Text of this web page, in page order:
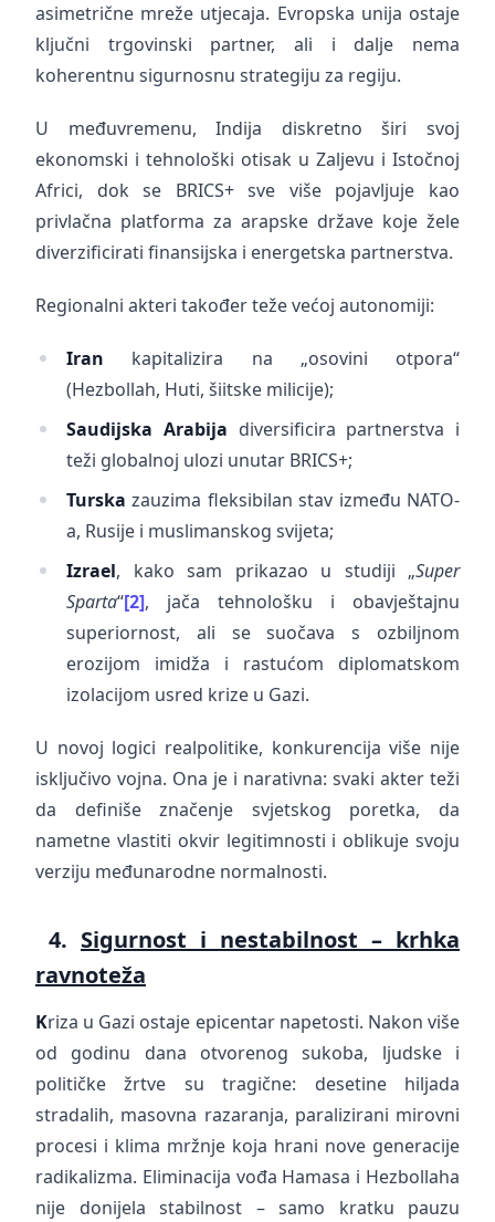
asimetrične mreže utjecaja. Evropska unija ostaje
ključni trgovinski partner, ali i dalje nema
koherentnu sigurnosnu strategiju za regiju.
U međuvremenu, Indija diskretno širi svoj
ekonomski i tehnološki otisak u Zaljevu i Istočnoj
Africi, dok se BRICS+ sve više pojavljuje kao
privlačna platforma za arapske države koje žele
diverzificirati finansijska i energetska partnerstva.
Regionalni akteri također teže većoj autonomiji:
Iran kapitalizira na „osovini otpora“
(Hezbollah, Huti, šiitske milicije);
Saudijska Arabija diversificira partnerstva i
teži globalnoj ulozi unutar BRICS+;
Turska zauzima fleksibilan stav između NATO-
a, Rusije i muslimanskog svijeta;
Izrael, kako sam prikazao u studiji „Super
Sparta“[2], jača tehnološku i obavještajnu
superiornost, ali se suočava s ozbiljnom
erozijom imidža i rastućom diplomatskom
izolacijom usred krize u Gazi.
U novoj logici realpolitike, konkurencija više nije
isključivo vojna. Ona je i narativna: svaki akter teži
da definiše značenje svjetskog poretka, da
nametne vlastiti okvir legitimnosti i oblikuje svoju
verziju međunarodne normalnosti.
4. Sigurnost i nestabilnost – krhka
ravnoteža
Kriza u Gazi ostaje epicentar napetosti. Nakon više
od godinu dana otvorenog sukoba, ljudske i
političke žrtve su tragične: desetine hiljada
stradalih, masovna razaranja, paralizirani mirovni
procesi i klima mržnje koja hrani nove generacije
radikalizma. Eliminacija vođa Hamasa i Hezbollaha
nije donijela stabilnost – samo kratku pauzu